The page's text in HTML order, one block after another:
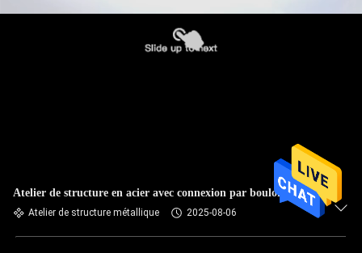
Atelier de structure en acier avec connexion par boulons en C
Atelier de structure métallique 2025-08-06